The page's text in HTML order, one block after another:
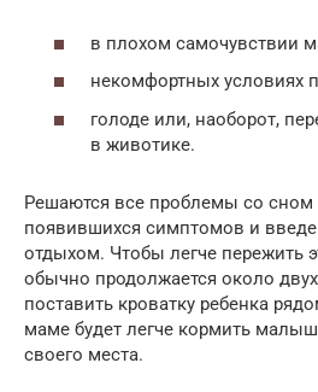
в плохом самочувствии
некомфортных условиях
голоде или, наоборот,
в животике.
Решаются все проблемы со сном
появившихся симптомов и
отдыхом. Чтобы легче пережить
обычно продолжается около
поставить кроватку ребенка
маме будет легче кормить
своего места.